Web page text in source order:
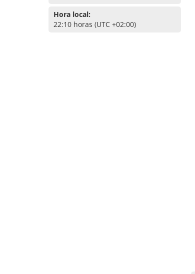
Hora local:
22:10 horas (UTC +02:00)